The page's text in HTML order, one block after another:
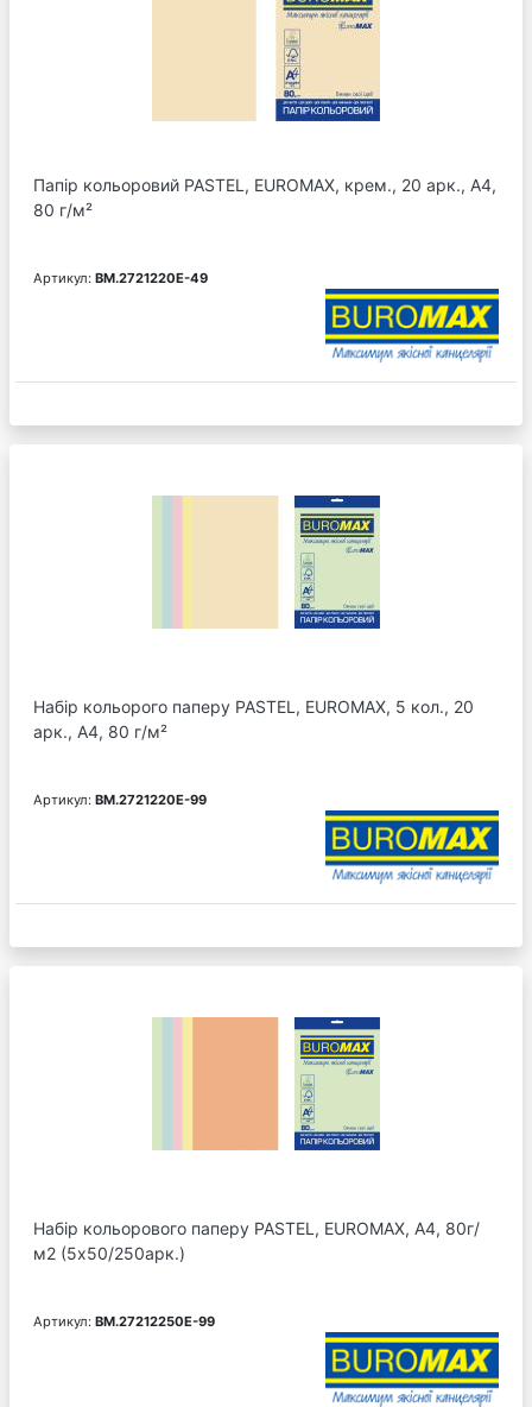
Папір кольоровий PASTEL, EUROMAX, крем., 20 арк., А4,
80 г/м²
Артикул: BM.2721220E-49
Набір кольорого паперу PASTEL, EUROMAX, 5 кол., 20
арк., А4, 80 г/м²
Артикул: BM.2721220E-99
Набір кольорового паперу PASTEL, EUROMAX, А4, 80г/
м2 (5х50/250арк.)
Артикул: BM.27212250E-99